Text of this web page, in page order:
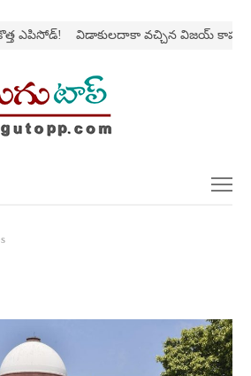
ఎపిసోడ్‌! విడాకులదాకా వచ్చిన విజయ్‌ కాపురం